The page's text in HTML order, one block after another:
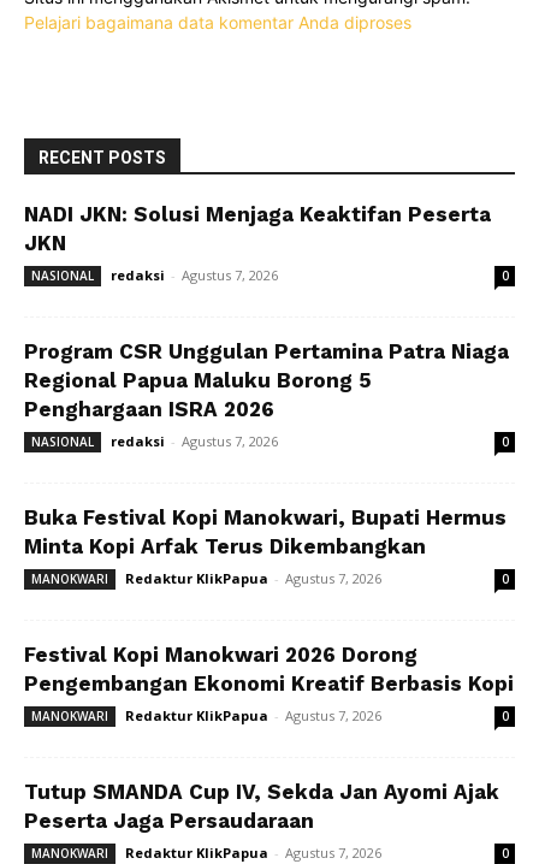
Pelajari bagaimana data komentar Anda diproses
RECENT POSTS
NADI JKN: Solusi Menjaga Keaktifan Peserta
JKN
NASIONAL redaksi - Agustus 7, 2026 0
Program CSR Unggulan Pertamina Patra Niaga
Regional Papua Maluku Borong 5
Penghargaan ISRA 2026
NASIONAL redaksi - Agustus 7, 2026 0
Buka Festival Kopi Manokwari, Bupati Hermus
Minta Kopi Arfak Terus Dikembangkan
MANOKWARI Redaktur KlikPapua - Agustus 7, 2026 0
Festival Kopi Manokwari 2026 Dorong
Pengembangan Ekonomi Kreatif Berbasis Kopi
MANOKWARI Redaktur KlikPapua - Agustus 7, 2026 0
Tutup SMANDA Cup IV, Sekda Jan Ayomi Ajak
Peserta Jaga Persaudaraan
MANOKWARI Redaktur KlikPapua - Agustus 7, 2026 0